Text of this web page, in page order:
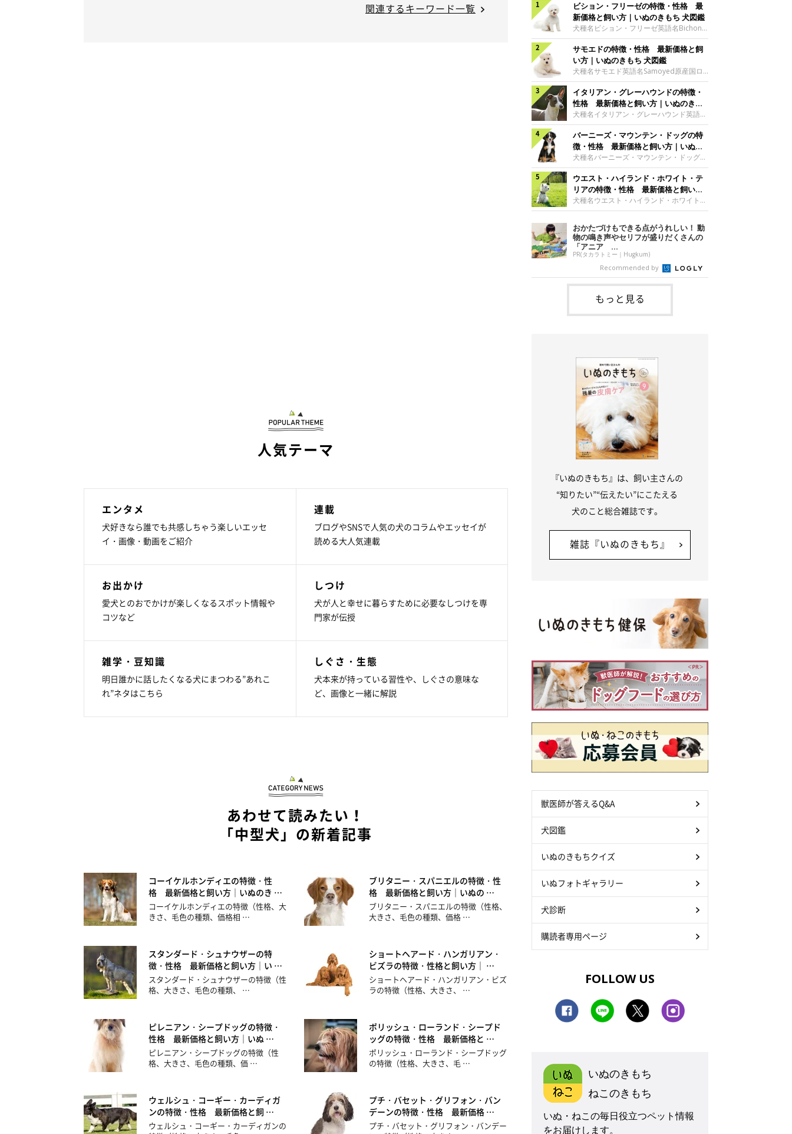
関連するキーワード一覧
人気テーマ
エンタメ
犬好きなら誰でも共感しちゃう楽しいエッセ
イ・画像・動画をご紹介
連載
ブログやSNSで人気の犬のコラムやエッセイが
読める大人気連載
お出かけ
愛犬とのおでかけが楽しくなるスポット情報や
コツなど
しつけ
犬が人と幸せに暮らすために必要なしつけを専
門家が伝授
雑学・豆知識
明日誰かに話したくなる犬にまつわる”あれこ
れ”ネタはこちら
しぐさ・生態
犬本来が持っている習性や、しぐさの意味な
ど、画像と一緒に解説
あわせて読みたい！
「中型犬」の新着記事
コーイケルホンディエの特徴・性
格 最新価格と飼い方｜いぬのき …
コーイケルホンディエの特徴（性格、大
きさ、毛色の種類、価格相 …
ブリタニー・スパニエルの特徴・性
格 最新価格と飼い方｜いぬの …
ブリタニー・スパニエルの特徴（性格、
大きさ、毛色の種類、価格 …
スタンダード・シュナウザーの特
徴・性格 最新価格と飼い方｜い …
スタンダード・シュナウザーの特徴（性
格、大きさ、毛色の種類、 …
ショートヘアード・ハンガリアン・
ビズラの特徴・性格と飼い方｜ …
ショートヘアード・ハンガリアン・ビズ
ラの特徴（性格、大きさ、 …
ピレニアン・シープドッグの特徴・
性格 最新価格と飼い方｜いぬ …
ピレニアン・シープドッグの特徴（性
格、大きさ、毛色の種類、価 …
ポリッシュ・ローランド・シープド
ッグの特徴・性格 最新価格と …
ポリッシュ・ローランド・シープドッグ
の特徴（性格、大きさ、毛 …
ウェルシュ・コーギー・カーディガ
ンの特徴・性格 最新価格と飼 …
ウェルシュ・コーギー・カーディガンの
プチ・バセット・グリフォン・バン
デーンの特徴・性格 最新価格 …
プチ・バセット・グリフォン・バンデー
ビション・フリーゼの特徴・性格 最
新価格と飼い方｜いぬのきもち 犬図鑑
犬種名ビション・フリーゼ英語名Bichon
Frise原産国フランス、ベルギーサイズ小
型犬グループ愛玩犬 ビション・フリーゼ
の魅力ビジョン・フリーゼの特徴といえ
ば、なんといっても綿毛のようにふわふわ
した純白の被毛。ビション・フリーゼのト
レードマークともいえる、綿アメのような
丸いカットスタイルは、アメリカ人のトリ
マーが考案したもので、「パウダー・パ
フ」と呼ばれます。真っ白な毛色にパッチ
リとくるくる動く大きな瞳と、黒々とした
鼻、短めのマズルが豊かな表情をつくって
います。※参考／『日本と世界の犬のカタ
ログ』（
サモエドの特徴・性格 最新価格と飼
い方｜いぬのきもち 犬図鑑
犬種名サモエド英語名Samoyed原産国ロ
シアサイズ大型犬グループ原始的な犬・ス
ピッツ サモエドの魅力雪のように白いふ
わふわした外見が愛らしくてユニークなサ
モエド。何世紀にも渡って遊牧民とともに
移動し、トナカイの群れの管理などをして
いたこともあって、人と友好的な関係を築
ける犬種です。日本スピッツの大型版のよ
うだからか、日本でも親しみを持たれやす
く、とくに独特の笑顔が特徴で、「サモエ
ド・スマイル」で飼い主さんを癒してくれ
る優しい犬です。※参考／『日本と世界の
犬のカタログ』（成美堂出版）性格サモエ
ドの性格は
イタリアン・グレーハウンドの特徴・
性格 最新価格と飼い方｜いぬのきも
ち 犬図鑑
犬種名イタリアン・グレーハウンド英語名
Italian Greyhound原産国イタリアサイズ
小型犬グループ視覚ハウンド イタリア
ン・グレーハウンドの魅力ルネッサンス期
の王侯貴族に愛されただけあって、気品あ
ふれる優雅なスタイルが魅力です。おっと
りしていて気立てのよさも愛される理由の
ひとつでしょう。骨が細いので、骨折には
注意が必要です。脚にかかる負担につい
て、家庭でしっかりケアしてあげれば、優
はずです。 ※参考／『日本と世界の犬のカ
タログ』（成美堂出版）性格ウィペットな
バーニーズ・マウンテン・ドッグの特
徴・性格 最新価格と飼い方｜いぬの
きもち 犬図鑑
犬種名バーニーズ・マウンテン・ドッグ英
語名Bernese Mountain Dog原産国スイス
サイズ大型犬グループ使役犬 バーニー
ズ・マウンテン・ドッグの魅力温和で飼い
主に従順、甘えることが大好きな、人なつ
こい犬が多いです。体が大きいわりに活発
で、よく動きます。とくに青年期は、大変
活発で、遊んだり、走り回ったりします。
祖先は山岳地帯を動き回っていたため、と
てもタフ。食欲も旺盛でよく食べますの
で、肥満と運度不足防止のためにもかなり
の運動量が必要になります。アウトドアで
アクティブに楽しむ魅力をもっています。
ウエスト・ハイランド・ホワイト・テ
リアの特徴・性格 最新価格と飼い方
｜いぬのきもち 犬図鑑
犬種名ウエスト・ハイランド・ホワイト・
テリア英語名West Highland White
Terrier原産国イギリスサイズ小型犬グル
ープテリアウエスト・ハイランド・ホワイ
ト・テリアの魅力くりっとした瞳にニンジ
ンのような形の尻尾、愛きょうのあるしぐ
さ……成犬になっても子犬のようなあどけ
ない姿がキュートな印象です。元猟犬とし
て、小さいながらも力強く筋肉質な体つき
で、スタミナも旺盛。とても活発に動き回
る陽気なテリアの代表格です。※参考／
『日本と世界の犬のカタログ』（成美堂出
おかたづけもできる点がうれしい！ 動
物の鳴き声やセリフが盛りだくさんの
「アニア ...
PR(タカラトミー｜Hugkum)
Recommended by
もっと見る
『いぬのきもち』は、飼い主さんの
“知りたい”“伝えたい”にこたえる
犬のこと総合雑誌です。
雑誌『いぬのきもち』
獣医師が答えるQ&A
犬図鑑
いぬのきもちクイズ
いぬフォトギャラリー
犬診断
購読者専用ページ
FOLLOW US
いぬのきもち
ねこのきもち
いぬ・ねこの毎日役立つペット情報
をお届けします。